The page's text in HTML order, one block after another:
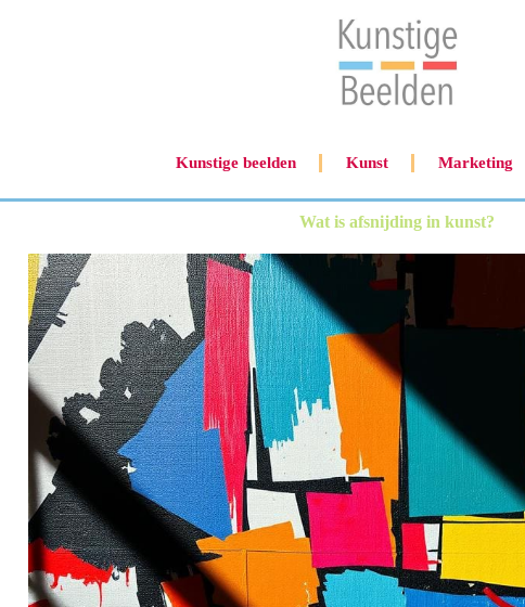
Kunstige beelden Kunst Marketing
Wat is afsnijding in kunst?